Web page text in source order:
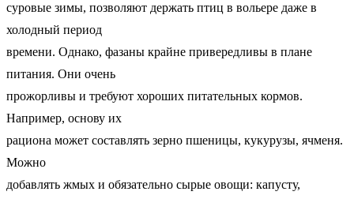
суровые зимы, позволяют держать птиц в вольере даже в
холодный период
времени. Однако, фазаны крайне привередливы в плане
питания. Они очень
прожорливы и требуют хороших питательных кормов.
Например, основу их
рациона может составлять зерно пшеницы, кукурузы, ячменя.
Можно
добавлять жмых и обязательно сырые овощи: капусту,